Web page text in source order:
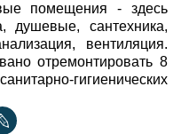
помещения - здесь
душевые, сантехника,
вентиляция.
отремонтировать 8
гигиенических